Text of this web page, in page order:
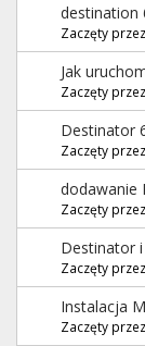
destination
Zaczęty przez
Jak
Zaczęty przez
Destinator
Zaczęty przez
dodawanie
Zaczęty przez
Destinator i
Zaczęty przez
Instalacja
Zaczęty przez